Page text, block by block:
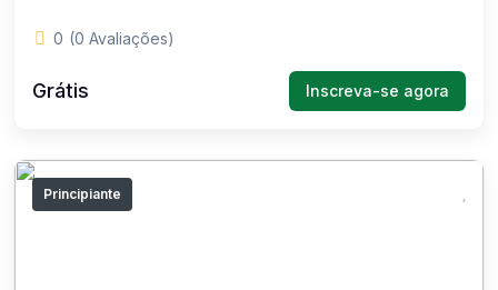
0 (0 Avaliações)
Grátis Inscreva-se agora
Principiante